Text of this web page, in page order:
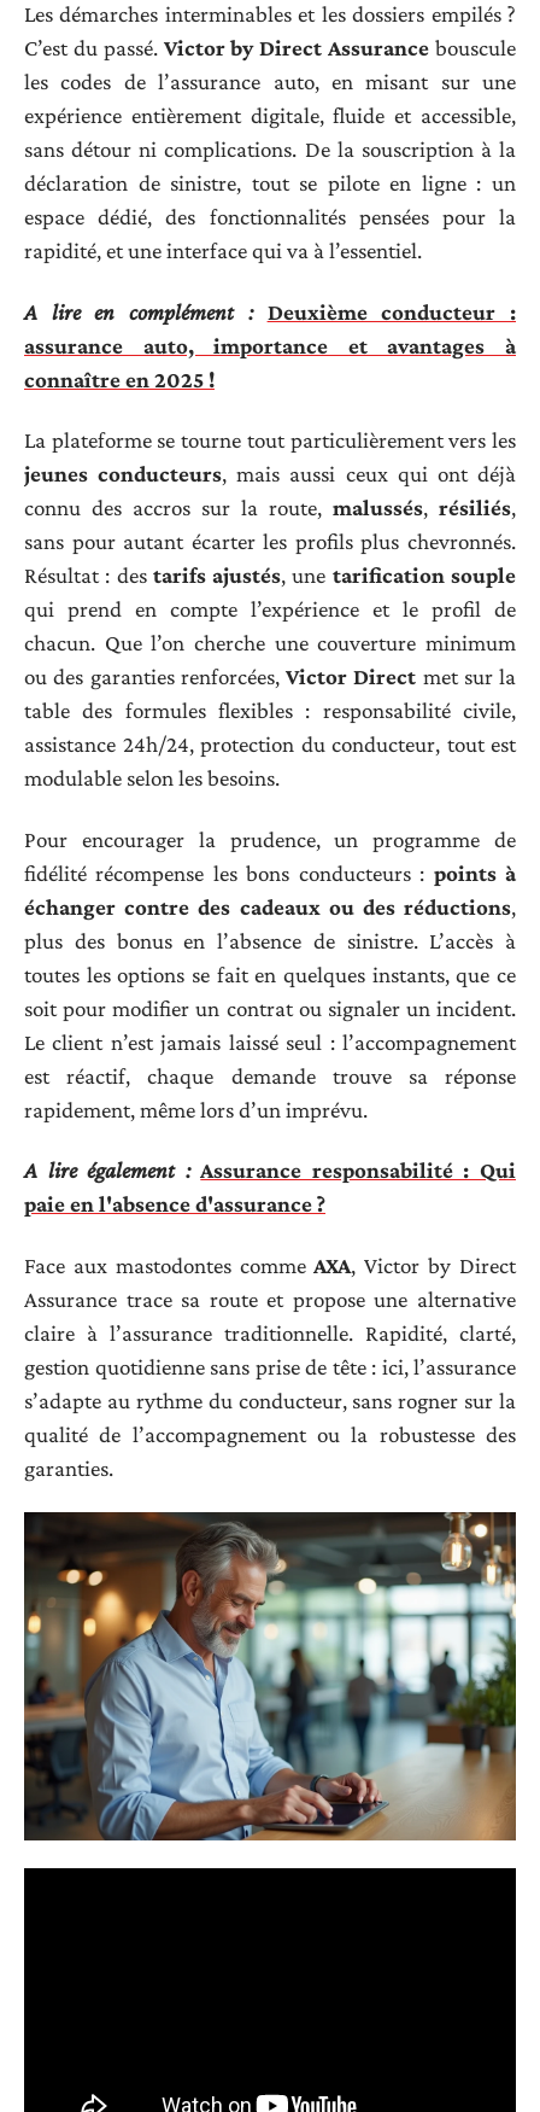
Les démarches interminables et les dossiers empilés ?
C’est du passé. Victor by Direct Assurance bouscule
les codes de l’assurance auto, en misant sur une
expérience entièrement digitale, fluide et accessible,
sans détour ni complications. De la souscription à la
déclaration de sinistre, tout se pilote en ligne : un
espace dédié, des fonctionnalités pensées pour la
rapidité, et une interface qui va à l’essentiel.
A lire en complément : Deuxième conducteur :
assurance auto, importance et avantages à
connaître en 2025 !
La plateforme se tourne tout particulièrement vers les
jeunes conducteurs, mais aussi ceux qui ont déjà
connu des accros sur la route, malussés, résiliés,
sans pour autant écarter les profils plus chevronnés.
Résultat : des tarifs ajustés, une tarification souple
qui prend en compte l’expérience et le profil de
chacun. Que l’on cherche une couverture minimum
ou des garanties renforcées, Victor Direct met sur la
table des formules flexibles : responsabilité civile,
assistance 24h/24, protection du conducteur, tout est
modulable selon les besoins.
Pour encourager la prudence, un programme de
fidélité récompense les bons conducteurs : points à
échanger contre des cadeaux ou des réductions,
plus des bonus en l’absence de sinistre. L’accès à
toutes les options se fait en quelques instants, que ce
soit pour modifier un contrat ou signaler un incident.
Le client n’est jamais laissé seul : l’accompagnement
est réactif, chaque demande trouve sa réponse
rapidement, même lors d’un imprévu.
A lire également : Assurance responsabilité : Qui
paie en l'absence d'assurance ?
Face aux mastodontes commeAXA, Victor by Direct
Assurance trace sa route et propose une alternative
claire à l’assurance traditionnelle. Rapidité, clarté,
gestion quotidienne sans prise de tête : ici, l’assurance
s’adapte au rythme du conducteur, sans rogner sur la
qualité de l’accompagnement ou la robustesse des
garanties.